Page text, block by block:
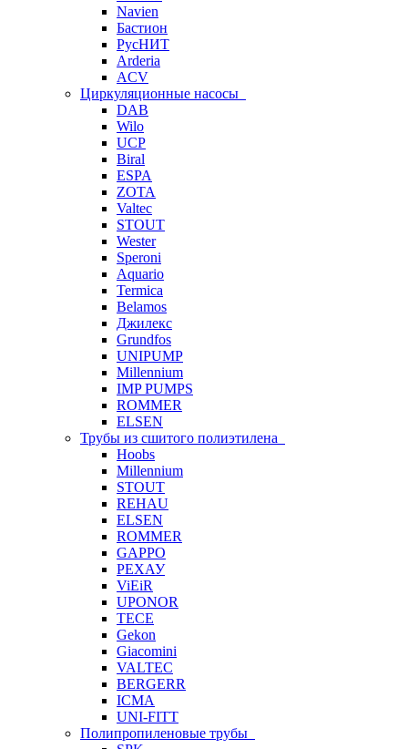
Navien
Бастион
РусНИТ
Arderia
ACV
Циркуляционные насосы
DAB
Wilo
UCP
Biral
ESPA
ZOTA
Valtec
STOUT
Wester
Speroni
Aquario
Termica
Belamos
Джилекс
Grundfos
UNIPUMP
Millennium
IMP PUMPS
ROMMER
ELSEN
Трубы из сшитого полиэтилена
Hoobs
Millennium
STOUT
REHAU
ELSEN
ROMMER
GAPPO
РЕХАУ
ViEiR
UPONOR
TECE
Gekon
Giacomini
VALTEC
BERGERR
ICMA
UNI-FITT
Полипропиленовые трубы